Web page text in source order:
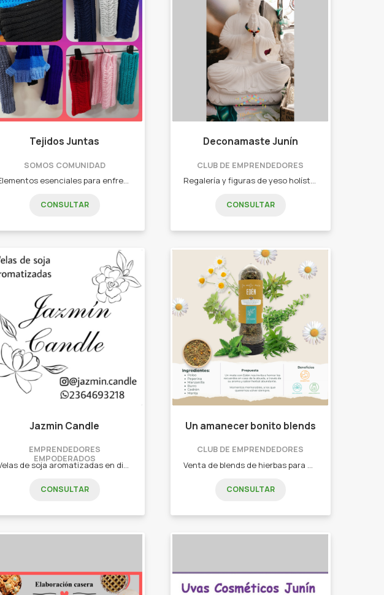
Tejidos Juntas
SOMOS COMUNIDAD
Elementos esenciales para enfrentar el frío, con estilo y originalidad. Para grandes y pequeños - Gorros - Polainas - Colitas para sujetar el cabello - Pechitos - Cuellitos y bufandas
CONSULTAR
Deconamaste Junín
CLUB DE EMPRENDEDORES
Regalería y figuras de yeso holística - Budas de yeso - Elefantes de yeso - Sahumerios - Lámparas de sal - Sahumerios - Spinner de viento - Atrapa sol - Ojo turco - Japamala - Blends de hierbas para el mate
CONSULTAR
Jazmin Candle
EMPRENDEDORES
EMPODERADOS
Velas de soja aromatizadas en distintos estilos para decoración del hogar
CONSULTAR
Un amanecer bonito blends
CLUB DE EMPRENDEDORES
Venta de blends de hierbas para el mate y Te. - Burrito - Menta - Cedrón - Peperina - Manzanilla - Tilo - Boldo - Coco Y mucho más!
CONSULTAR